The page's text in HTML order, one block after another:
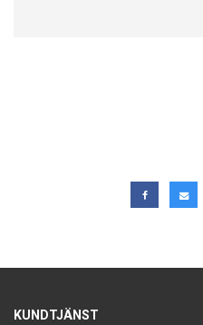
KUNDTJÄNST